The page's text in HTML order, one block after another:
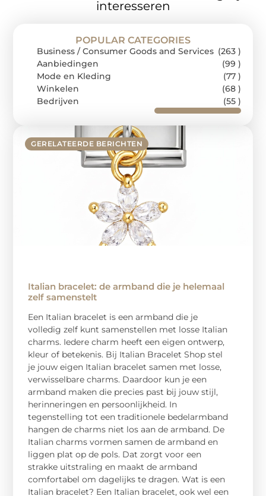
interesseren
GERELATEERDE BERICHTEN
Italian bracelet: de armband die je helemaal
zelf samenstelt
Een Italian bracelet is een armband die je
volledig zelf kunt samenstellen met losse Italian
charms. Iedere charm heeft een eigen ontwerp,
kleur of betekenis. Bij Italian Bracelet Shop stel
je jouw eigen Italian bracelet samen met losse,
verwisselbare charms. Daardoor kun je een
armband maken die precies past bij jouw stijl,
herinneringen en persoonlijkheid. In
tegenstelling tot een traditionele bedelarmband
hangen de charms niet los aan de armband. De
Italian charms vormen samen de armband en
liggen plat op de pols. Dat zorgt voor een
strakke uitstraling en maakt de armband
comfortabel om dagelijks te dragen. Wat is een
Italian bracelet? Een Italian bracelet, ook wel een
POPULAR CATEGORIES
Business / Consumer Goods and Services (263 )
Aanbiedingen
(99 )
Mode en Kleding
(77 )
Winkelen
(68 )
Bedrijven
(55 )